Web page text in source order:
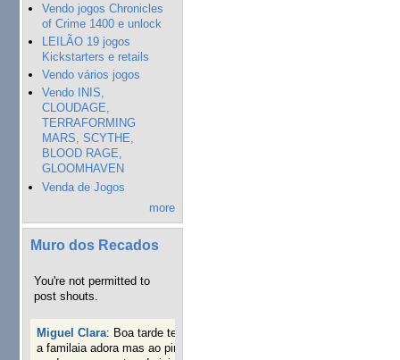
Vendo jogos Chronicles
of Crime 1400 e unlock
LEILÃO 19 jogos
Kickstarters e retails
Vendo vários jogos
Vendo INIS,
CLOUDAGE,
TERRAFORMING
MARS, SCYTHE,
BLOOD RAGE,
GLOOMHAVEN
Venda de Jogos
more
Muro dos Recados
You're not permitted to
post shouts.
Miguel Clara: Boa tarde tenho jogo Mice and mistics que
a familaia adora mas ao pintarmos as miniaturas